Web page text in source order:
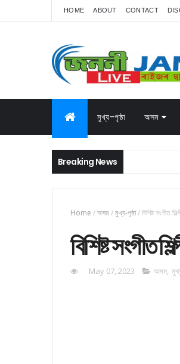
HOME ABOUT CONTACT
মুখ্য-পৃষ্ঠা অসম
Breaking News
Home /অসম/মুখ্য-পৃষ্ঠা/বিশিষ্ট সংগীত
বিশিষ্ট সংগীত
May 07, 2023 অসম,